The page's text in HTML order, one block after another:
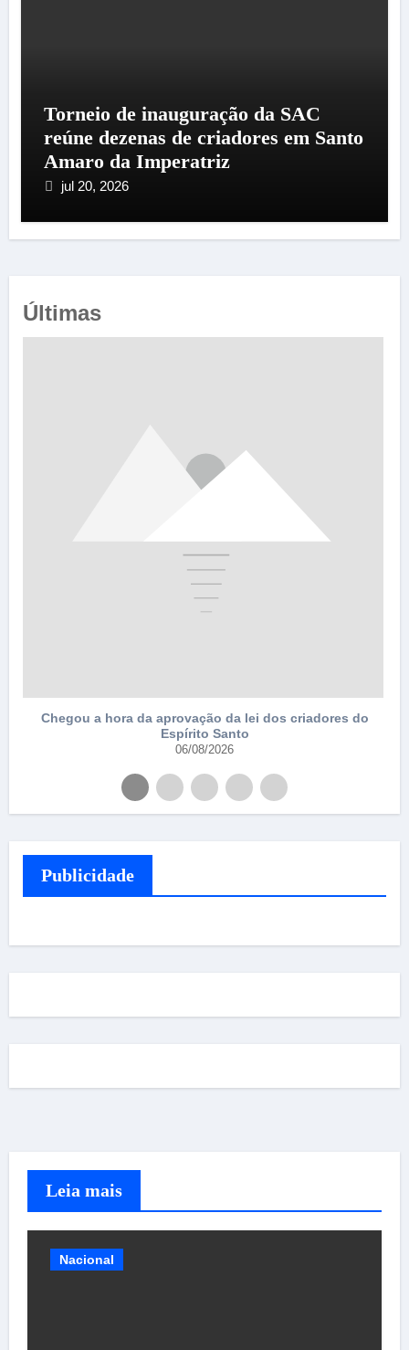
Torneio de inauguração da SAC
reúne dezenas de criadores em Santo
Amaro da Imperatriz
jul 20, 2026
Últimas
Chegou a hora da aprovação da lei dos criadores do
Espírito Santo
06/08/2026
Publicidade
Leia mais
Nacional